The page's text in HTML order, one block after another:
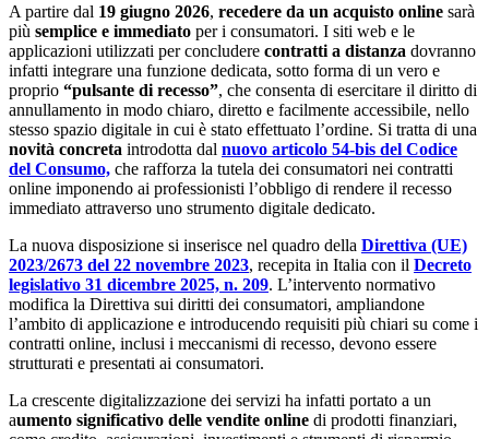
A partire dal 19 giugno 2026, recedere da un acquisto online sarà
più semplice e immediato per i consumatori. I siti web e le
applicazioni utilizzati per concludere contratti a distanza dovranno
infatti integrare una funzione dedicata, sotto forma di un vero e
proprio “pulsante di recesso”, che consenta di esercitare il diritto di
annullamento in modo chiaro, diretto e facilmente accessibile, nello
stesso spazio digitale in cui è stato effettuato l’ordine. Si tratta di una
novità concreta introdotta dal nuovo articolo 54-bis del Codice
del Consumo, che rafforza la tutela dei consumatori nei contratti
online imponendo ai professionisti l’obbligo di rendere il recesso
immediato attraverso uno strumento digitale dedicato.
La nuova disposizione si inserisce nel quadro della Direttiva (UE)
2023/2673 del 22 novembre 2023, recepita in Italia con il Decreto
legislativo 31 dicembre 2025, n. 209. L’intervento normativo
modifica la Direttiva sui diritti dei consumatori, ampliandone
l’ambito di applicazione e introducendo requisiti più chiari su come i
contratti online, inclusi i meccanismi di recesso, devono essere
strutturati e presentati ai consumatori.
La crescente digitalizzazione dei servizi ha infatti portato a un
aumento significativo delle vendite online di prodotti finanziari,